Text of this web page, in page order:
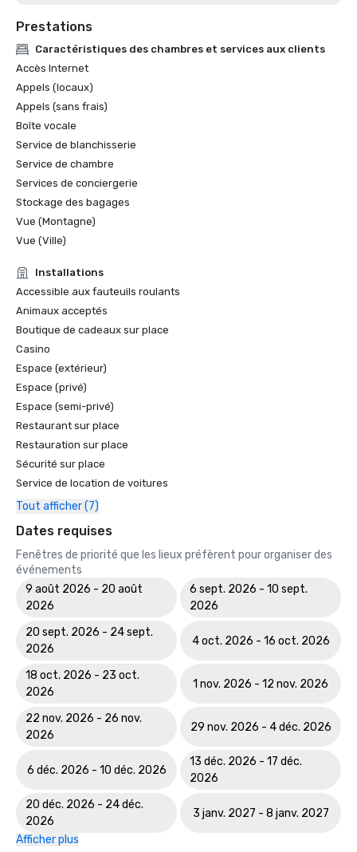
2017 : Meilleur hôtel de centre de congrès, Smart Meetings
2016 : Meilleur hôtel de centre de congrès, Smart
2016 : Pinnacle Award de la meilleure propriété de jeu, des
réunions réussies
2016 : Best of Award, Meetings Today
Prestations
Caractéristiques des chambres et services aux clients
Accès Internet
Appels (locaux)
Appels (sans frais)
Boîte vocale
Service de blanchisserie
Service de chambre
Services de conciergerie
Stockage des bagages
Vue (Montagne)
Vue (Ville)
Installations
Accessible aux fauteuils roulants
Animaux acceptés
Boutique de cadeaux sur place
Casino
Espace (extérieur)
Espace (privé)
Espace (semi-privé)
Restaurant sur place
Restauration sur place
Sécurité sur place
Service de location de voitures
Tout afficher (7)
Dates requises
Fenêtres de priorité que les lieux préfèrent pour organiser des
événements
9 août 2026 - 20 août
2026
6 sept. 2026 - 10 sept.
2026
20 sept. 2026 - 24 sept.
2026
4 oct. 2026 - 16 oct. 2026
18 oct. 2026 - 23 oct.
2026
1 nov. 2026 - 12 nov. 2026
22 nov. 2026 - 26 nov.
2026
29 nov. 2026 - 4 déc. 2026
6 déc. 2026 - 10 déc. 2026
13 déc. 2026 - 17 déc.
2026
20 déc. 2026 - 24 déc.
2026
3 janv. 2027 - 8 janv. 2027
Afficher plus